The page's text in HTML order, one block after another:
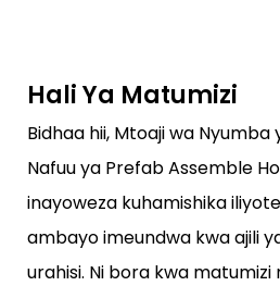
Hali Ya Matumizi
Bidhaa hii, Mtoaji wa Nyumba
Nafuu ya Prefab Assemble
inayoweza kuhamishika
ambayo imeundwa kwa ajili
urahisi. Ni bora kwa